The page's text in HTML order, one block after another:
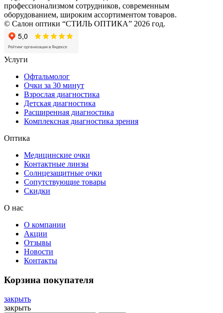
профессионализмом сотрудников, современным
оборудованием, широким ассортиментом товаров.
© Салон оптики “СТИЛЬ ОПТИКА” 2026 год.
Услуги
Офтальмолог
Очки за 30 минут
Взрослая диагностика
Детская диагностика
Расширенная диагностика
Комплексная диагностика зрения
Оптика
Медицинские очки
Контактные линзы
Солнцезащитные очки
Сопутствующие товары
Скидки
О нас
О компании
Акции
Отзывы
Новости
Контакты
Корзина покупателя
закрыть
закрыть